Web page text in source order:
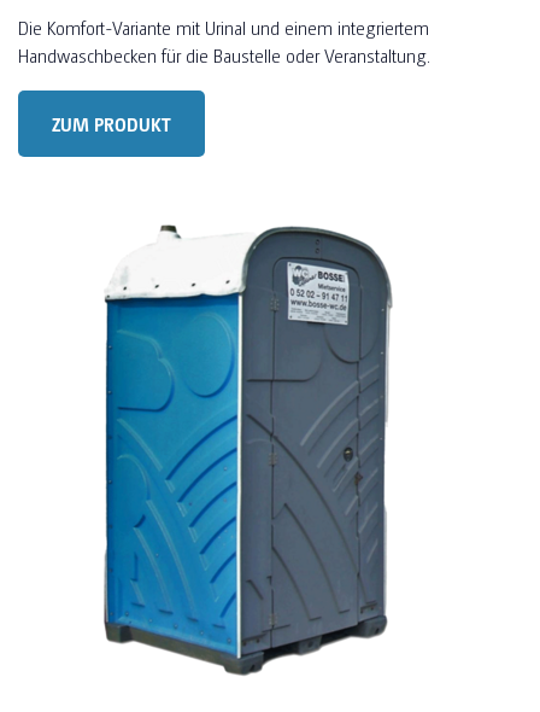
Die Komfort-Variante mit Urinal und einem integriertem
Handwaschbecken für die Baustelle oder Veranstaltung.
ZUM PRODUKT